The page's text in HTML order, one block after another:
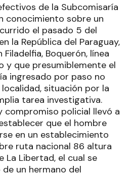
de la Subcomisaría
conocimiento sobre un
el pasado 5 del
la República del Paraguay,
Boquerón, línea
y que presumiblemente el
ingresado por paso no
situación por la
tarea investigativa.
compromiso policial llevó a
que el hombre
en un establecimiento
ruta nacional 86 altura
La Libertad, el cual se
un hermano del